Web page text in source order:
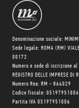
Denominazione sociale:
Sede legale: ROMA (RM)
00172
Numero e sede di iscrizione
REGISTRO DELLE IMPRESE DI
Numero Rea: RM - 864029
Codice fiscale: 05197951006
Partita IVA 05197951006